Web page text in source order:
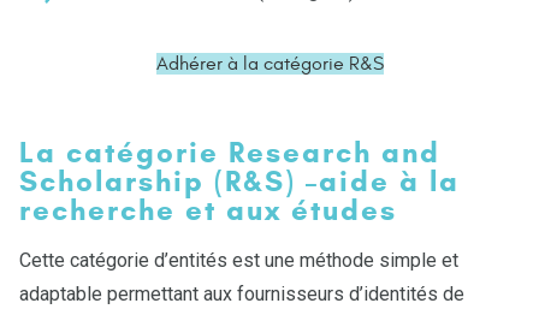
Adhérer à la catégorie R&S
La catégorie Research and
Scholarship (R&S) –aide à la
recherche et aux études
Cette catégorie d’entités est une méthode simple et
adaptable permettant aux fournisseurs d’identités de